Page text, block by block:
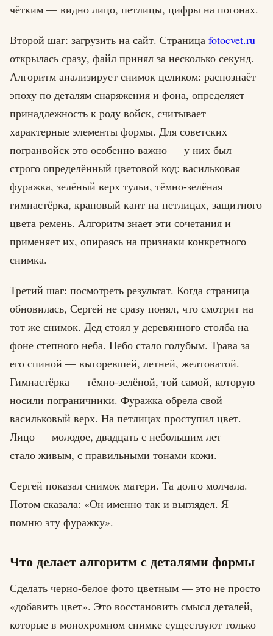
чётким — видно лицо, петлицы, цифры на погонах.
Второй шаг: загрузить на сайт. Страница fotocvet.ru
открылась сразу, файл принял за несколько секунд.
Алгоритм анализирует снимок целиком: распознаёт
эпоху по деталям снаряжения и фона, определяет
принадлежность к роду войск, считывает
характерные элементы формы. Для советских
погранвойск это особенно важно — у них был
строго определённый цветовой код: васильковая
фуражка, зелёный верх тульи, тёмно-зелёная
гимнастёрка, краповый кант на петлицах, защитного
цвета ремень. Алгоритм знает эти сочетания и
применяет их, опираясь на признаки конкретного
снимка.
Третий шаг: посмотреть результат. Когда страница
обновилась, Сергей не сразу понял, что смотрит на
тот же снимок. Дед стоял у деревянного столба на
фоне степного неба. Небо стало голубым. Трава за
его спиной — выгоревшей, летней, желтоватой.
Гимнастёрка — тёмно-зелёной, той самой, которую
носили пограничники. Фуражка обрела свой
васильковый верх. На петлицах проступил цвет.
Лицо — молодое, двадцать с небольшим лет —
стало живым, с правильными тонами кожи.
Сергей показал снимок матери. Та долго молчала.
Потом сказала: «Он именно так и выглядел. Я
помню эту фуражку».
Что делает алгоритм с деталями формы
Сделать черно-белое фото цветным — это не просто
«добавить цвет». Это восстановить смысл деталей,
которые в монохромном снимке существуют только